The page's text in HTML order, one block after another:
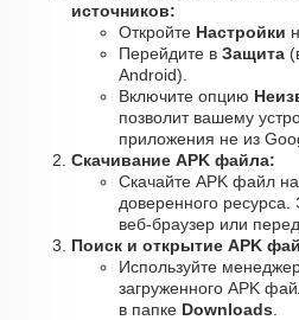
источников:
Откройте Настройки
Перейдите в Защита
Android).
Включите опцию
позволит вашему
приложения не из
Скачивание APK файла:
Скачайте APK файл
доверенного
веб-браузер или
Поиск и открытие APK
Используйте
загруженного APK
в папке Downloads